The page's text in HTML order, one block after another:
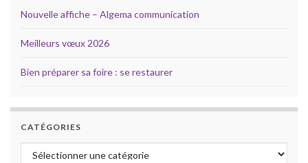
Nouvelle affiche – Algema communication
Meilleurs vœux 2026
Bien préparer sa foire : se restaurer
CATÉGORIES
Catégories